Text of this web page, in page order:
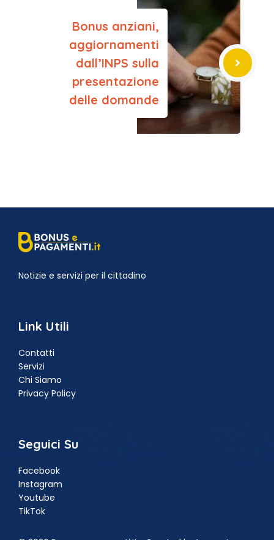
Bonus anziani,
aggiornamenti
dall’INPS sulla
presentazione
delle domande
Notizie e servizi per il cittadino
Link Utili
Contatti
Servizi
Chi Siamo
Privacy Policy
Seguici Su
Facebook
Instagram
Youtube
TikTok